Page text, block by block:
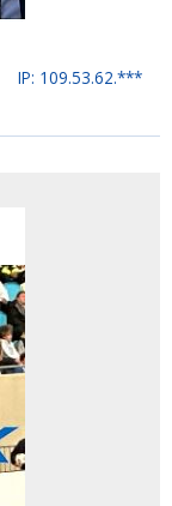
IP: 109.53.62.***